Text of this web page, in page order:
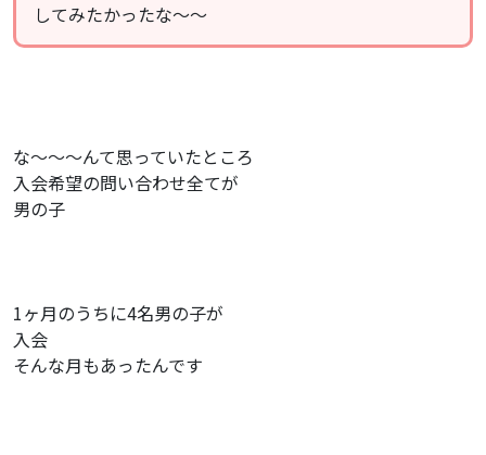
してみたかったな〜〜
な〜〜〜んて思っていたところ
入会希望の問い合わせ全てが
男の子
1ヶ月のうちに4名男の子が
入会
そんな月もあったんです